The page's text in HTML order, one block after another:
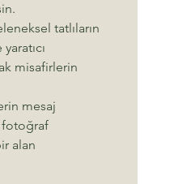
tatlıların
misafirlerin
mesaj
fotoğraf
alan